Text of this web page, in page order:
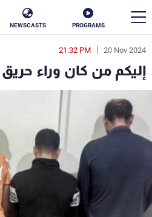
PROGRAMS
NEWSCASTS
20 Nov 2024
21:32 PM
إليكم من كان وراء حريق
en
الأخبار
سياسة
إقتصاد فن
كأس العالم